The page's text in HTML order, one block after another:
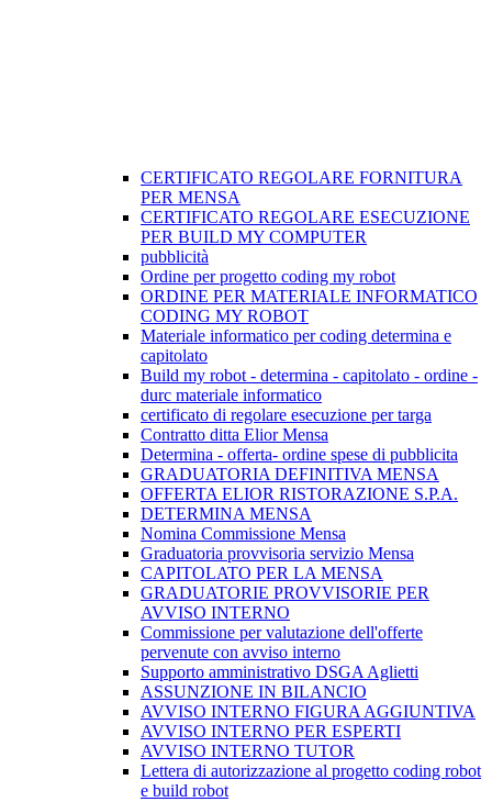
CERTIFICATO REGOLARE FORNITURA
PER MENSA
CERTIFICATO REGOLARE ESECUZIONE
PER BUILD MY COMPUTER
pubblicità
Ordine per progetto coding my robot
ORDINE PER MATERIALE INFORMATICO
CODING MY ROBOT
Materiale informatico per coding determina e
capitolato
Build my robot - determina - capitolato - ordine -
durc materiale informatico
certificato di regolare esecuzione per targa
Contratto ditta Elior Mensa
Determina - offerta- ordine spese di pubblicita
GRADUATORIA DEFINITIVA MENSA
OFFERTA ELIOR RISTORAZIONE S.P.A.
DETERMINA MENSA
Nomina Commissione Mensa
Graduatoria provvisoria servizio Mensa
CAPITOLATO PER LA MENSA
GRADUATORIE PROVVISORIE PER
AVVISO INTERNO
Commissione per valutazione dell'offerte
pervenute con avviso interno
Supporto amministrativo DSGA Aglietti
ASSUNZIONE IN BILANCIO
AVVISO INTERNO FIGURA AGGIUNTIVA
AVVISO INTERNO PER ESPERTI
AVVISO INTERNO TUTOR
Lettera di autorizzazione al progetto coding robot
e build robot